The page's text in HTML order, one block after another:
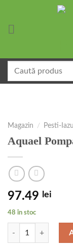
după:
Magazin / Pesti-
Aquael
97.49 lei
48 în stoc
Cantitate Aquael